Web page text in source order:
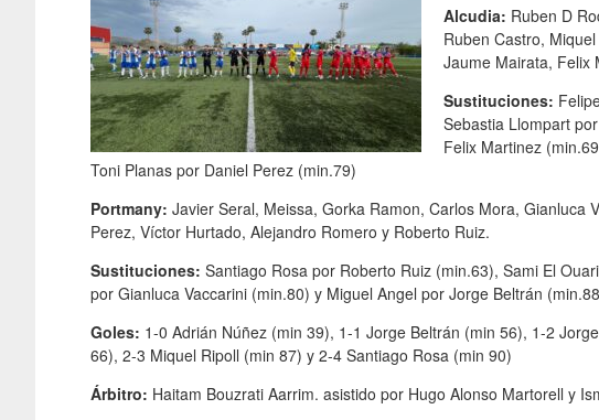
Alcudia: Ruben D
Ruben Castro,
Jaume Mairata, Felix
Sustituciones:
Sebastia Llompart
Felix Martinez
Toni Planas por Daniel Perez (min.79)
Portmany: Javier Seral, Meissa, Gorka Ramon, Carlos Mora, Gianluca
Perez, Víctor Hurtado, Alejandro Romero y Roberto Ruiz.
Sustituciones: Santiago Rosa por Roberto Ruiz (min.63), Sami El
por Gianluca Vaccarini (min.80) y Miguel Angel por Jorge Beltrán
Goles: 1-0 Adrián Núñez (min 39), 1-1 Jorge Beltrán (min 56), 1-2
66), 2-3 Miquel Ripoll (min 87) y 2-4 Santiago Rosa (min 90)
Árbitro: Haitam Bouzrati Aarrim. asistido por Hugo Alonso Martorell y